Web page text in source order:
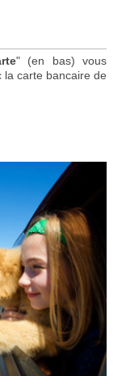
" (en bas) vous
carte bancaire de